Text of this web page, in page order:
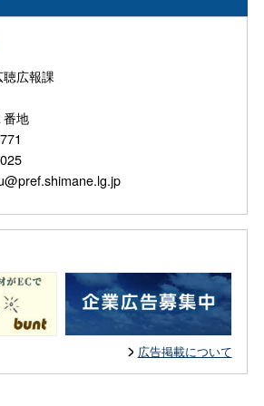
広報課
１番地
広告掲載について